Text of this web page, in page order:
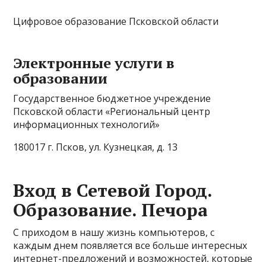
Цифровое образование Псковской области
Электронные услуги в
образовании
Государственное бюджетное учреждение
Псковской области «Региональный центр
информационных технологий»
180017 г. Псков, ул. Кузнецкая, д. 13
Вход в Сетевой Город.
Образование. Печора
С приходом в нашу жизнь компьютеров, с
каждым днем появляется все больше интересных
интернет-предложений и возможностей, которые